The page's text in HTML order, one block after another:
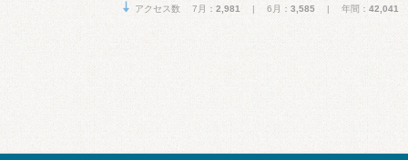
アクセス数 7月： 2,981 | 6月： 3,585 | 年間： 42,041